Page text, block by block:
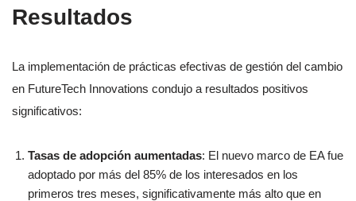
Resultados
La implementación de prácticas efectivas de gestión del cambio
en FutureTech Innovations condujo a resultados positivos
significativos:
Tasas de adopción aumentadas: El nuevo marco de EA fue
adoptado por más del 85% de los interesados en los
primeros tres meses, significativamente más alto que en